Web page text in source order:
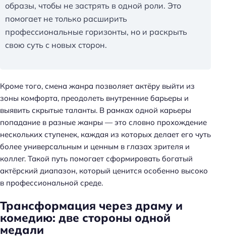
образы, чтобы не застрять в одной роли. Это
помогает не только расширить
профессиональные горизонты, но и раскрыть
свою суть с новых сторон.
Кроме того, смена жанра позволяет актёру выйти из
зоны комфорта, преодолеть внутренние барьеры и
выявить скрытые таланты. В рамках одной карьеры
попадание в разные жанры — это словно прохождение
нескольких ступенек, каждая из которых делает его чуть
более универсальным и ценным в глазах зрителя и
коллег. Такой путь помогает сформировать богатый
актёрский диапазон, который ценится особенно высоко
в профессиональной среде.
Трансформация через драму и
комедию: две стороны одной
медали